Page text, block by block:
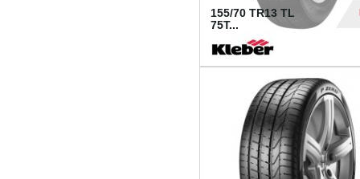
155/70 TR13 TL
75T...